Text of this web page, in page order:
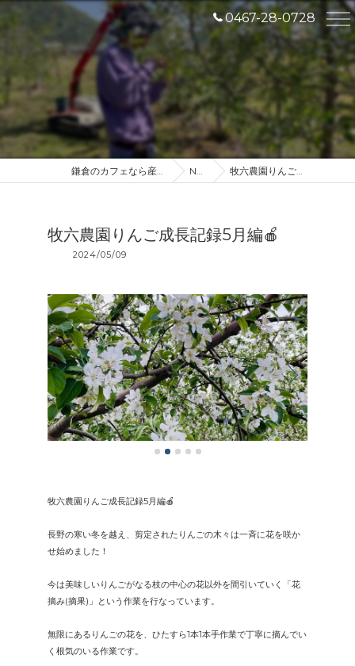
0467-28-0728
鎌倉のカフェなら産地直送のDROP IN NEWS 牧六農園りんご成長記録5月編🍎
牧六農園りんご成長記録5月編🍎
2024/05/09
牧六農園りんご成長記録5月編🍎
長野の寒い冬を越え、剪定されたりんごの木々は一斉に花を咲か
せ始めました！
今は美味しいりんごがなる枝の中心の花以外を間引いていく「花
摘み(摘果)」という作業を行なっています。
無限にあるりんごの花を、ひたすら1本1本手作業で丁寧に摘んでい
く根気のいる作業です。